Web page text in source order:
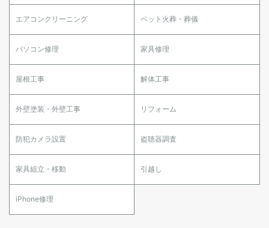
エアコンクリーニング ペット火葬・葬儀
パソコン修理 家具修理
屋根工事 解体工事
外壁塗装・外壁工事 リフォーム
防犯カメラ設置 盗聴器調査
家具組立・移動 引越し
iPhone修理